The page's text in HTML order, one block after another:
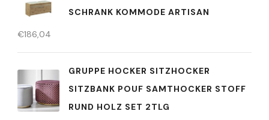
SCHRANK KOMMODE ARTISAN
€186,04
GRUPPE HOCKER SITZHOCKER
SITZBANK POUF SAMTHOCKER STOFF
RUND HOLZ SET 2TLG